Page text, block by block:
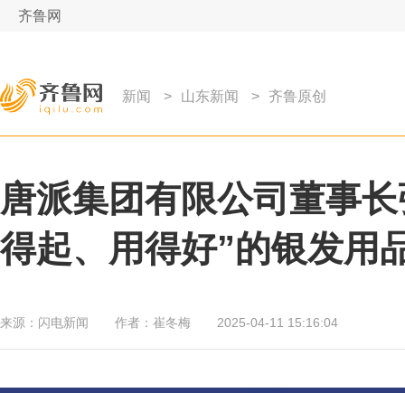
齐鲁网
新闻 > 山东新闻 > 齐鲁原创
唐派集团有限公司董事
得起、用得好”的银发用
来源： 闪电新闻 作者： 崔冬梅 2025-04-11 15:16:04